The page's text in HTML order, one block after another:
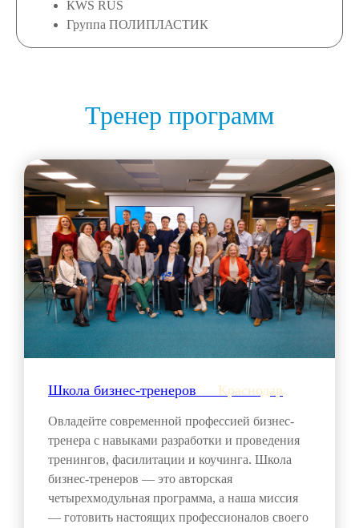
КWS RUS
Группа ПОЛИПЛАСТИК
Тренер программ
Школа бизнес-тренеров___ Краснодар
Овладейте современной профессией бизнес-
тренера с навыками разработки и проведения
тренингов, фасилитации и коучинга. Школа
бизнес-тренеров — это авторская
четырехмодульная программа, а наша миссия
— готовить настоящих профессионалов своего